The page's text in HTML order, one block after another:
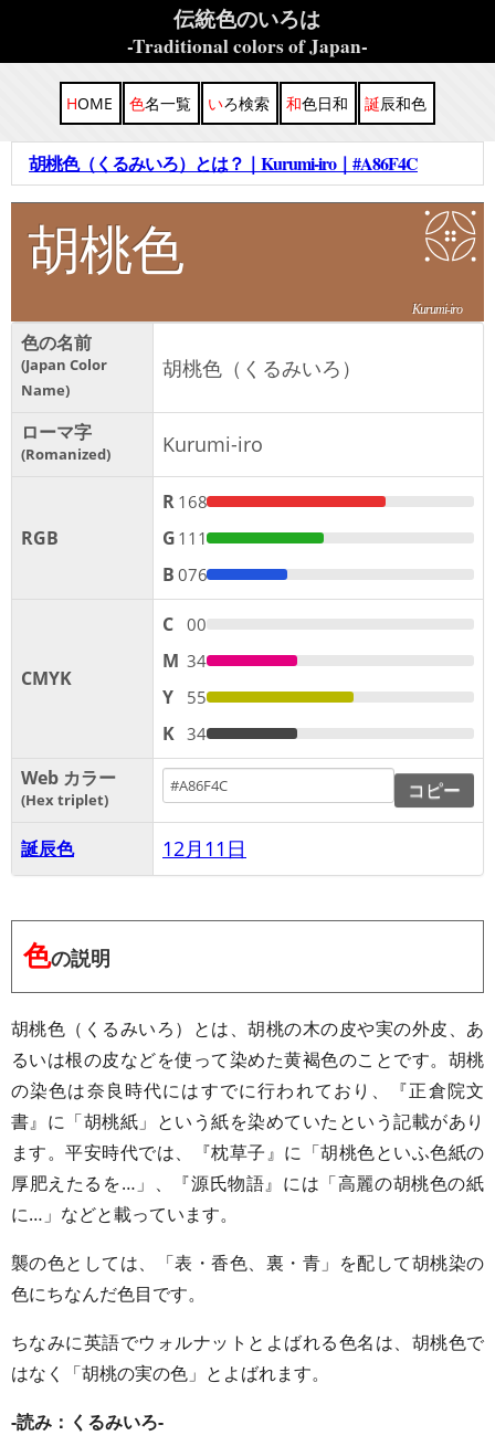
伝統色のいろは
-Traditional colors of Japan-
HOME 色名一覧 いろ検索 和色日和 誕辰和色
胡桃色（くるみいろ）とは？｜Kurumi-iro｜#A86F4C
胡桃色
Kurumi-iro
色の名前
Japan Color
Name
胡桃色（くるみいろ）
ローマ字
Romanized Kurumi-iro
RGB
R 168
G 111
B 076
CMYK
C 00
M 34
Y 55
K 34
Web カラー
Hex triplet コピー
誕辰色 12月11日
色の説明
胡桃色（くるみいろ）とは、胡桃の木の皮や実の外皮、あ
るいは根の皮などを使って染めた黄褐色のことです。胡桃
の染色は奈良時代にはすでに行われており、『正倉院文
書』に「胡桃紙」という紙を染めていたという記載があり
ます。平安時代では、『枕草子』に「胡桃色といふ色紙の
厚肥えたるを…」、『源氏物語』には「高麗の胡桃色の紙
に…」などと載っています。
襲の色としては、「表・香色、裏・青」を配して胡桃染の
色にちなんだ色目です。
ちなみに英語でウォルナットとよばれる色名は、胡桃色で
はなく「胡桃の実の色」とよばれます。
-読み：くるみいろ-